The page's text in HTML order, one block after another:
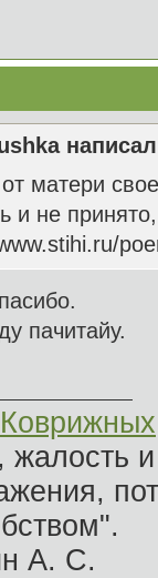
матери
и не
пачитайу.
А. С.